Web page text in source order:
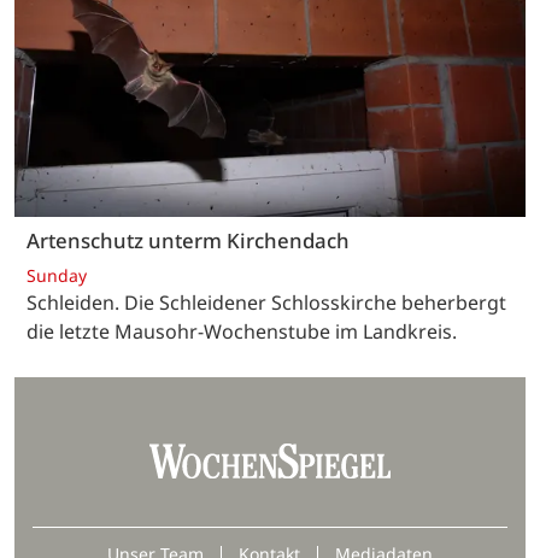
Artenschutz unterm Kirchendach
Sunday
Schleiden. Die Schleidener Schlosskirche beherbergt
die letzte Mausohr-Wochenstube im Landkreis.